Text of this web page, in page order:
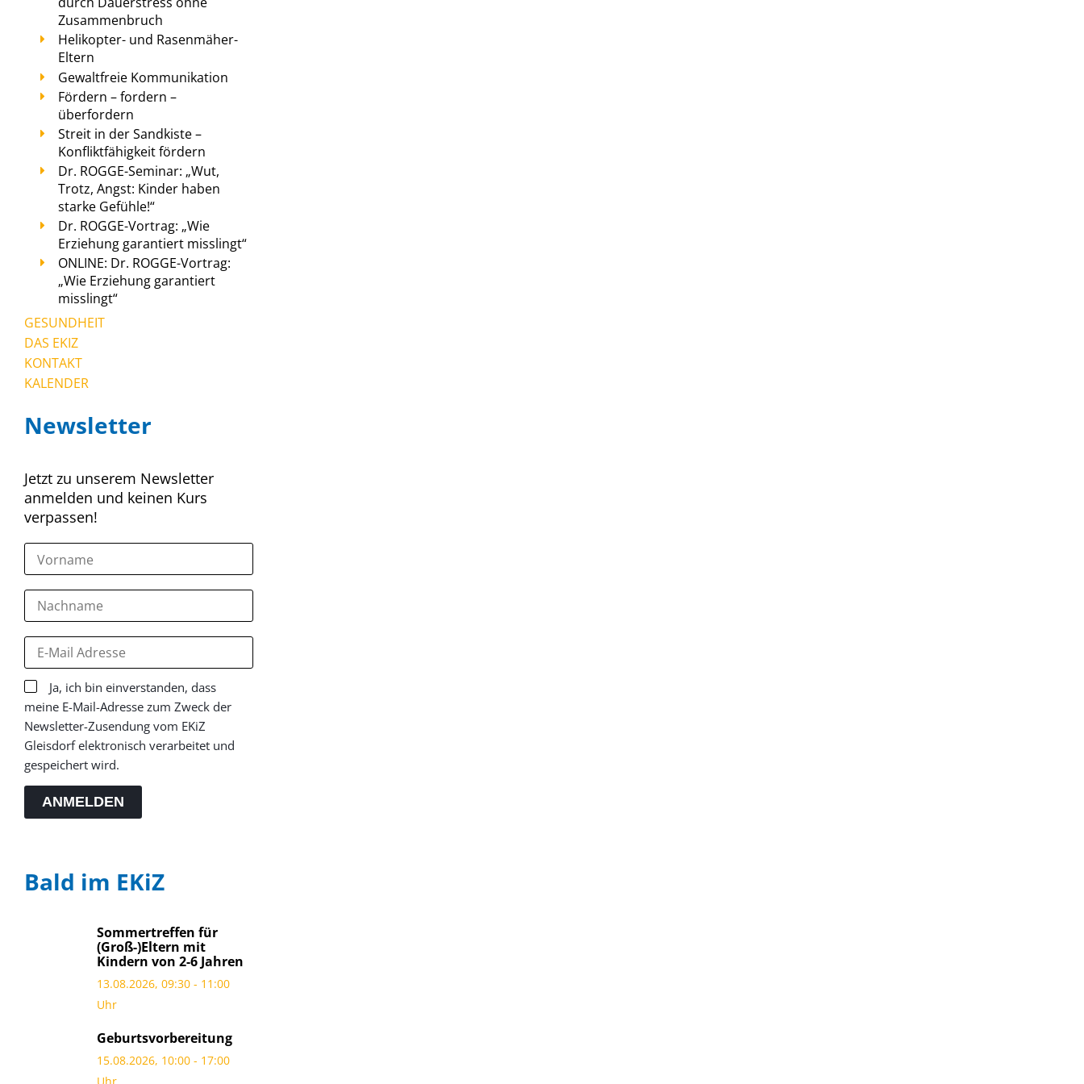
Zusammenbruch
Helikopter- und Rasenmäher-
Eltern
Gewaltfreie Kommunikation
Fördern – fordern –
überfordern
Streit in der Sandkiste –
Konfliktfähigkeit fördern
Dr. ROGGE-Seminar: „Wut,
Trotz, Angst: Kinder haben
starke Gefühle!“
Dr. ROGGE-Vortrag: „Wie
Erziehung garantiert misslingt“
ONLINE: Dr. ROGGE-Vortrag:
„Wie Erziehung garantiert
misslingt“
GESUNDHEIT
DAS EKIZ
KONTAKT
KALENDER
Newsletter
Jetzt zu unserem Newsletter
anmelden und keinen Kurs
verpassen!
Ja, ich bin einverstanden, dass
meine E-Mail-Adresse zum Zweck der
Newsletter-Zusendung vom EKiZ
Gleisdorf elektronisch verarbeitet und
gespeichert wird.
ANMELDEN
Bald im EKiZ
Sommertreffen für
(Groß-)Eltern mit
Kindern von 2-6 Jahren
13.08.2026, 09:30 - 11:00
Uhr
Geburtsvorbereitung
15.08.2026, 10:00 - 17:00